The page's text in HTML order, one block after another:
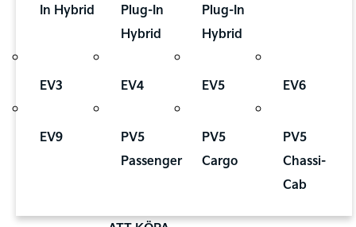
In Hybrid
Plug-In
Hybrid
Plug-In
Hybrid
EV3 EV4 EV5 EV6
EV9
PV5
Passenger
PV5
Cargo
PV5
Chassi-
Cab